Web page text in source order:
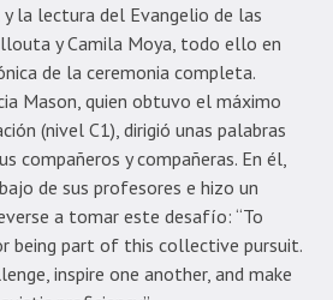
y la lectura del Evangelio de las
y Camila Moya, todo ello en
de la ceremonia completa.
Mason, quien obtuvo el máximo
(nivel C1), dirigió unas palabras
compañeros y compañeras. En él,
de sus profesores e hizo un
a tomar este desafío: “To
being part of this collective pursuit.
inspire one another, and make